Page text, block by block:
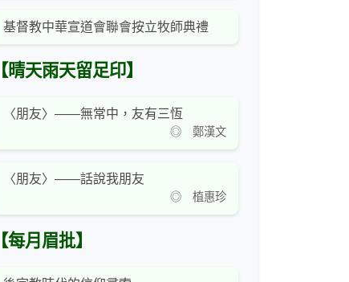
基督教中華宣道會聯會按立牧師典禮
【晴天雨天留足印】
〈朋友〉——無常中，友有三恆
◎ 鄭漢文
〈朋友〉——話說我朋友
◎ 植惠珍
【每月眉批】